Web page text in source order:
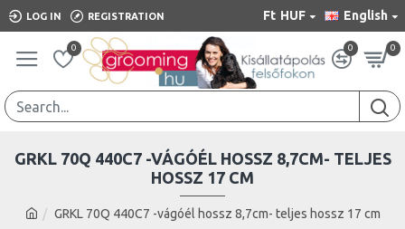
LOG IN REGISTRATION Ft HUF English
0 0 0
GRKL 70Q 440C7 -vágóél hossz 8,7cm- teljes hossz 17 cm
GRKL 70Q 440C7 -VÁGÓÉL HOSSZ 8,7CM- TELJES
HOSSZ 17 CM